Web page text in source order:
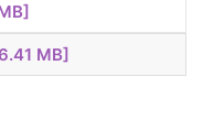
MB]